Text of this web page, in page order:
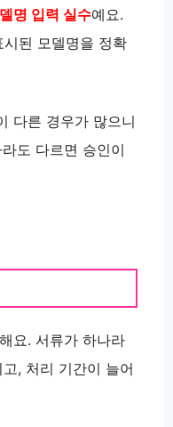
명 입력 실수예요.
된 모델명을 정확
다른 경우가 많으니
도 다르면 승인이
요. 서류가 하나라
, 처리 기간이 늘어